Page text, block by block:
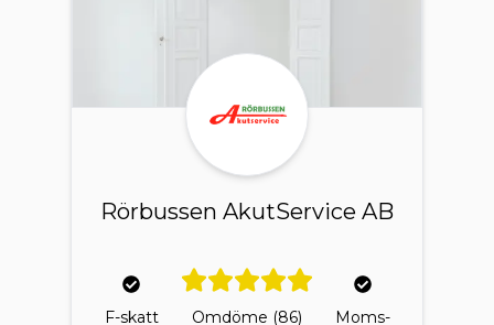
Rörbussen AkutService AB
F-skatt Omdöme (86) Moms-